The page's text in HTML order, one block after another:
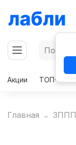
Акции
ТОП-50
Главная ЗППП